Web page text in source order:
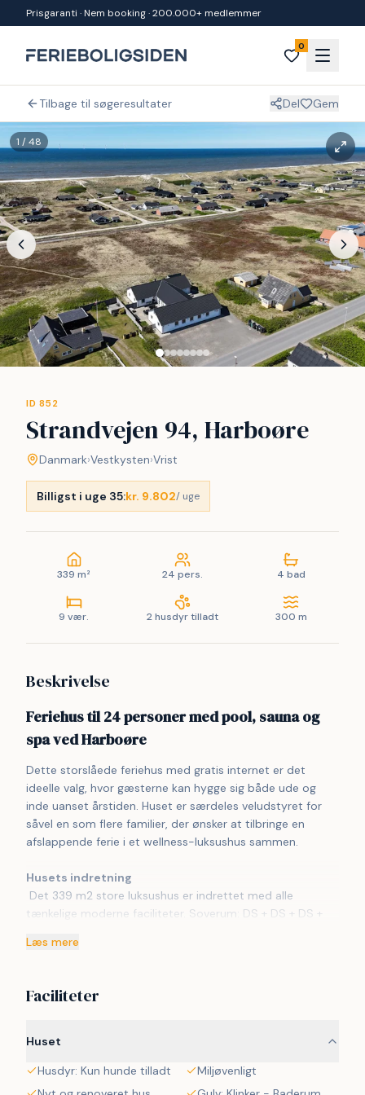
Spring til indhold
Prisgaranti · Nem booking · 200.000+ medlemmer
0
Tilbage til søgeresultater Del Gem
1 /48
ID 852
Strandvejen 94, Harboøre
Danmark›Vestkysten›Vrist
Billigst i uge 35:kr. 9.802/ uge
339 m² 24 pers. 4 bad
9 vær. 2 husdyr tilladt 300 m
Beskrivelse
Feriehus til 24 personer med pool, sauna og
spa ved Harboøre
Dette storslåede feriehus med gratis internet er det
ideelle valg, hvor gæsterne kan hygge sig både ude og
inde uanset årstiden. Huset er særdeles veludstyret for
såvel en som flere familier, der ønsker at tilbringe en
afslappende ferie i et wellness-luksushus sammen.
Husets indretning
tænkelige moderne faciliteter. Soverum: DS + DS + DS +
hemse alle med madrasser (185 x 70 cm) og hyggestole
og velindrettet med bl.a. komfurer med ovne, mikroovn
3 hemse og radio. Huset er indrettet med et stort
bordfodbold, et hyggeområde med sofaer og en rigtig
Læs mere
Faciliteter
Huset
Husdyr: Kun hunde tilladt
Miljøvenligt